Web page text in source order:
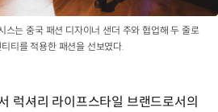
는 중국 패션 디자이너 샌더 주와 협업해 두 줄로
티를 적용한 패션을 선보였다.
럭셔리 라이프스타일 브랜드로서의